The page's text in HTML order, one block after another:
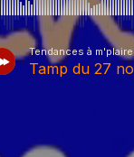
Tendances à m'plaire
Tamp du 27